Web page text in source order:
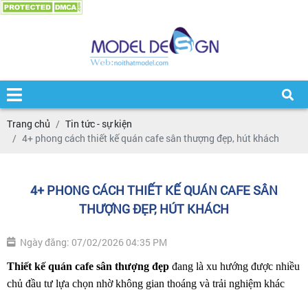
Trang chủ
Tin tức - sự kiện
4+ phong cách thiết kế quán cafe sân thượng đẹp, hút khách
4+ PHONG CÁCH THIẾT KẾ QUÁN CAFE SÂN
THƯỢNG ĐẸP, HÚT KHÁCH
Ngày đăng: 07/02/2026 04:35 PM
Thiết kế quán cafe sân thượng đẹp đang là xu hướng được nhiều
chủ đầu tư lựa chọn nhờ không gian thoáng và trải nghiệm khác